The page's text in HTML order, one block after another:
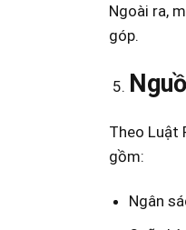
Ngoài ra,
góp.
Theo Luật
gồm:
Ngân